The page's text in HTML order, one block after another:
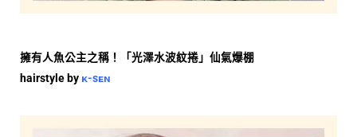
擁有人魚公主之稱！「光澤水波紋捲」仙氣爆棚
hairstyle by ᴋ-sᴇɴ